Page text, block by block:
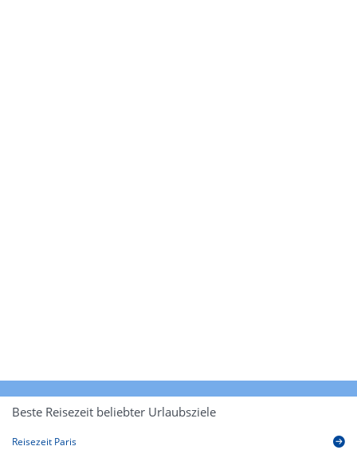
Beste Reisezeit beliebter Urlaubsziele
Reisezeit Paris